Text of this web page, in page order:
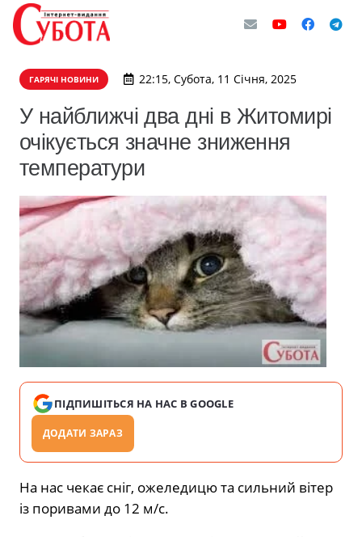
ГАРЯЧІ НОВИНИ 22:15, Субота, 11 Січня, 2025
У найближчі два дні в Житомирі
очікується значне зниження
температури
ПІДПИШІТЬСЯ НА НАС В GOOGLE
ДОДАТИ ЗАРАЗ
На нас чекає сніг, ожеледицю та сильний вітер
із поривами до 12 м/с.